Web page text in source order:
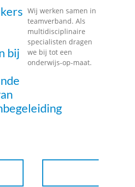
bij
Wij werken samen in
teamverband. Als
multidisciplinaire
specialisten dragen
we bij tot een
onderwijs-op-maat.